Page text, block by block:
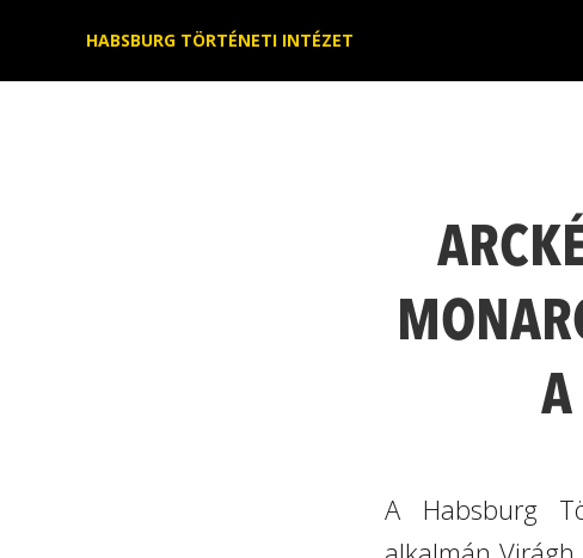
tartalomba
HABSBURG TÖRTÉNETI INTÉZET
A Habsburg